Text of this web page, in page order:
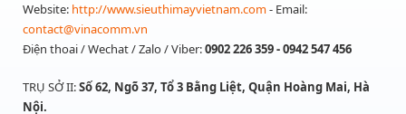
Website: http://www.sieuthimayvietnam.com- Email:
contact@vinacomm.vn
Điện thoai / Wechat / Zalo / Viber:0902 226 359 - 0942 547 456
TRỤ SỞ II:Số 62, Ngõ 37, Tổ 3 Bằng Liệt, Quận Hoàng Mai, Hà
Nội.